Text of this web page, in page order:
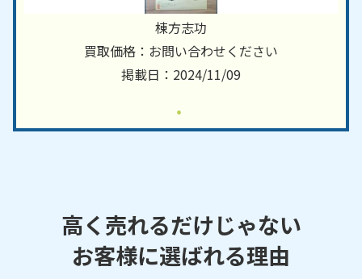
奈良県など、近隣地域からのご依
頼にも対応しております。
棟方志功
買取価格：お問い合わせください
掲載日：2024/11/09
高く売れるだけじゃない
お客様に選ばれる理由